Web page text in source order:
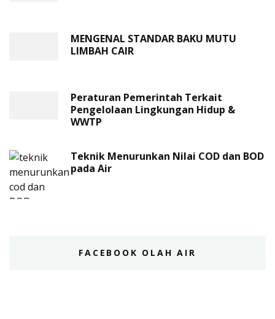
MENGENAL STANDAR BAKU MUTU
LIMBAH CAIR
Peraturan Pemerintah Terkait
Pengelolaan Lingkungan Hidup &
WWTP
Teknik Menurunkan Nilai COD dan BOD
pada Air
FACEBOOK OLAH AIR